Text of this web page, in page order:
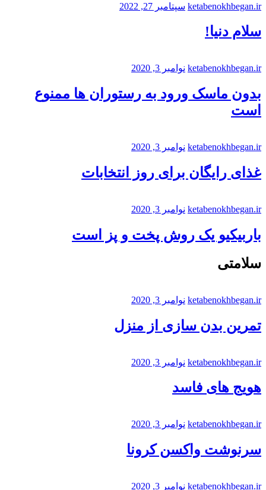
ketabenokhbegan.ir سپتامبر 27, 2022
سلام دنیا!
ketabenokhbegan.ir نوامبر 3, 2020
بدون ماسک ورود به رستوران ها ممنوع
است
ketabenokhbegan.ir نوامبر 3, 2020
غذای رایگان برای روز انتخابات
ketabenokhbegan.ir نوامبر 3, 2020
باربیکیو یک روش پخت و پز است
سلامتی
ketabenokhbegan.ir نوامبر 3, 2020
تمرین بدن سازی از منزل
ketabenokhbegan.ir نوامبر 3, 2020
هویج های فاسد
ketabenokhbegan.ir نوامبر 3, 2020
سرنوشت واکسن کرونا
ketabenokhbegan.ir نوامبر 3, 2020